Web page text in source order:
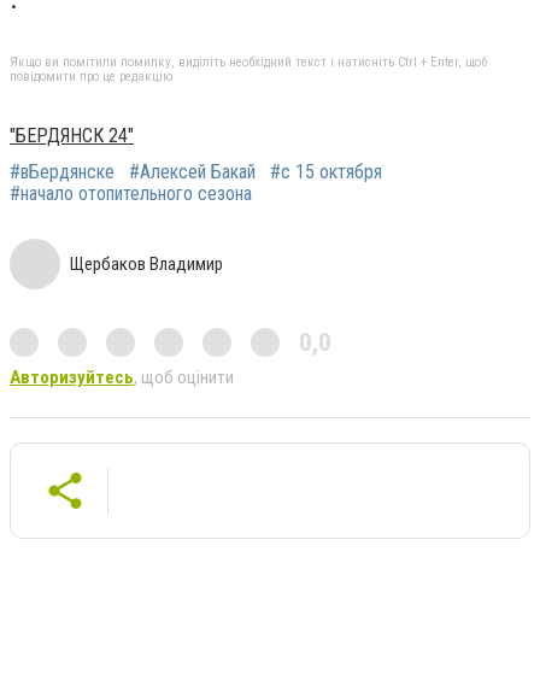
Якщо ви помітили помилку, виділіть необхідний текст і натисніть Ctrl + Enter, щоб
повідомити про це редакцію
"БЕРДЯНСК 24"
#вБердянске
#Алексей Бакай
#с 15 октября
#начало отопительного сезона
Щербаков Владимир
0,0
Авторизуйтесь, щоб оцінити